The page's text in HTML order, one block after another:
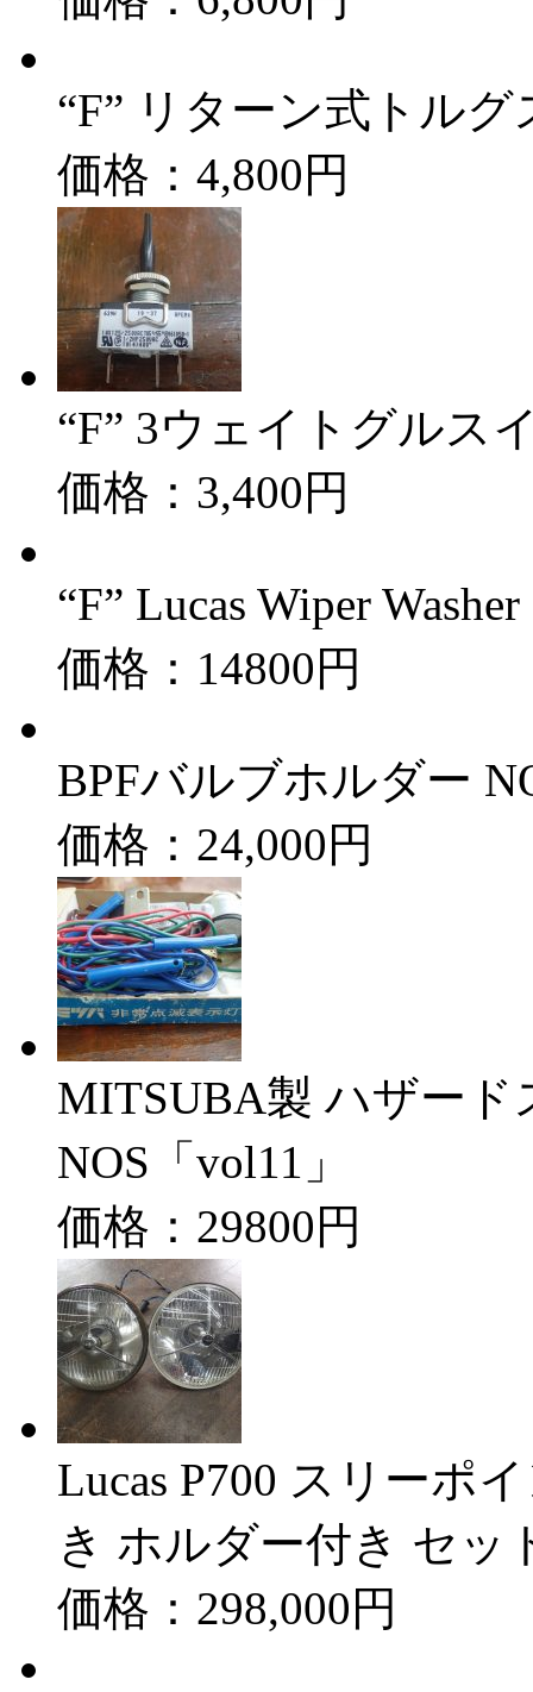
“F” リターン式トル
価格：4,800円
“F” 3ウェイトグルス
価格：3,400円
“F” Lucas Wiper
価格：14800円
BPFバルブホルダー
価格：24,000円
MITSUBA製 ハザー
NOS「vol11」
価格：29800円
Lucas P700 スリーポ
き ホルダー付き セッ
価格：298,000円